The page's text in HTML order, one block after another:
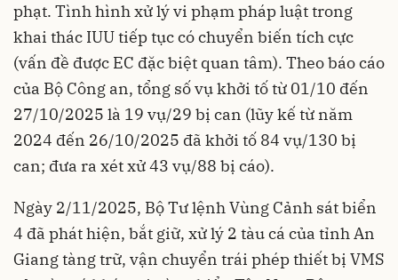
phạt. Tình hình xử lý vi phạm pháp luật trong
khai thác IUU tiếp tục có chuyển biến tích cực
(vấn đề được EC đặc biệt quan tâm). Theo báo cáo
của Bộ Công an, tổng số vụ khởi tố từ 01/10 đến
27/10/2025 là 19 vụ/29 bị can (lũy kế từ năm
2024 đến 26/10/2025 đã khởi tố 84 vụ/130 bị
can; đưa ra xét xử 43 vụ/88 bị cáo).
Ngày 2/11/2025, Bộ Tư lệnh Vùng Cảnh sát biển
4 đã phát hiện, bắt giữ, xử lý 2 tàu cá của tỉnh An
Giang tàng trữ, vận chuyển trái phép thiết bị VMS